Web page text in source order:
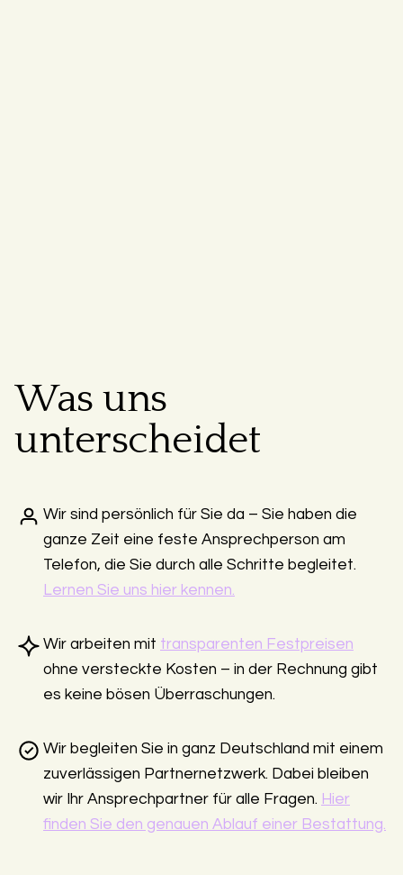
Was uns
unterscheidet
Wir sind persönlich für Sie da – Sie haben die
ganze Zeit eine feste Ansprechperson am
Telefon, die Sie durch alle Schritte begleitet.
Lernen Sie uns hier kennen.
Wir arbeiten mit transparenten Festpreisen
ohne versteckte Kosten – in der Rechnung gibt
es keine bösen Überraschungen.
Wir begleiten Sie in ganz Deutschland mit einem
zuverlässigen Partnernetzwerk. Dabei bleiben
wir Ihr Ansprechpartner für alle Fragen. Hier
finden Sie den genauen Ablauf einer Bestattung.